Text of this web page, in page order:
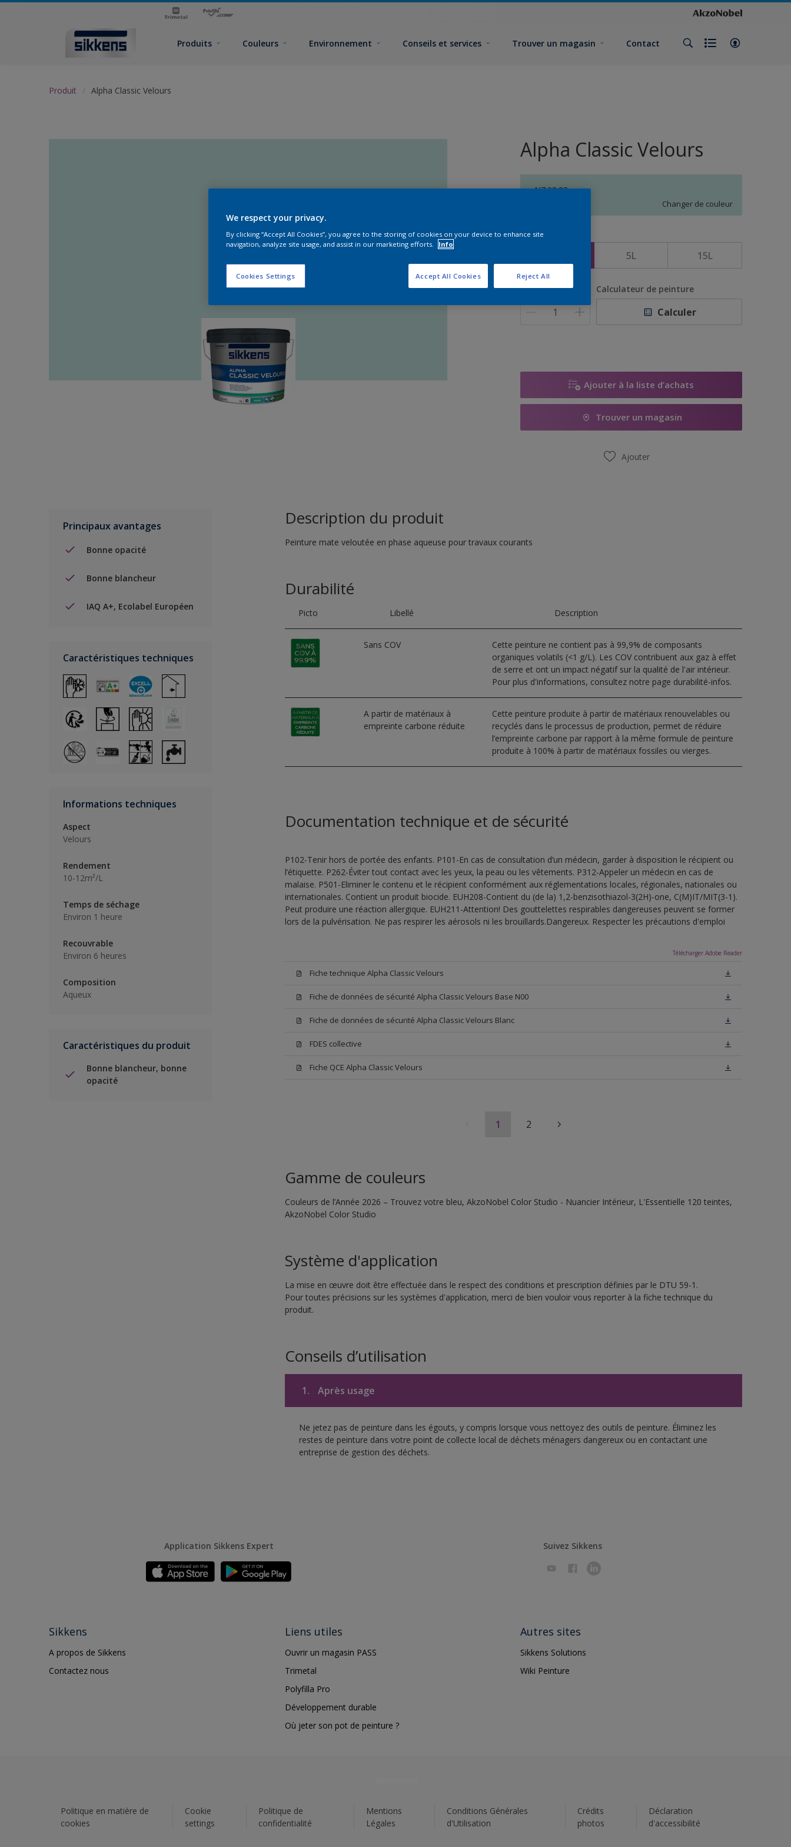
Produits Couleurs Environnement Conseils et services Trouver un magasin Contact
Produit Alpha Classic Velours
Alpha Classic Velours
N7.08.82
Changer de couleur
Format
5L 15L
Quantité Calculateur de peinture
Calculer
Ajouter à la liste d’achats
Trouver un magasin
Ajouter
Principaux avantages
Bonne opacité
Bonne blancheur
IAQ A+, Ecolabel Européen
Caractéristiques techniques
Informations techniques
Aspect
Velours
Rendement
10-12m²/L
Temps de séchage
Environ 1 heure
Recouvrable
Environ 6 heures
Composition
Aqueux
Caractéristiques du produit
Bonne blancheur, bonne
opacité
Description du produit
Peinture mate veloutée en phase aqueuse pour travaux courants
Durabilité
Picto Libellé Description
Sans COV
Cette peinture ne contient pas à 99,9% de composants
organiques volatils (<1 g/L). Les COV contribuent aux gaz à effet
de serre et ont un impact négatif sur la qualité de l'air intérieur.
Pour plus d'informations, consultez notre page durabilité-infos.
A partir de matériaux à
empreinte carbone réduite
Cette peinture produite à partir de matériaux renouvelables ou
recyclés dans le processus de production, permet de réduire
l’empreinte carbone par rapport à la même formule de peinture
produite à 100% à partir de matériaux fossiles ou vierges.
Documentation technique et de sécurité
P102-Tenir hors de portée des enfants. P101-En cas de consultation d’un médecin, garder à disposition le récipient ou
l’étiquette. P262-Éviter tout contact avec les yeux, la peau ou les vêtements. P312-Appeler un médecin en cas de
malaise. P501-Eliminer le contenu et le récipient conformément aux réglementations locales, régionales, nationales ou
internationales. Contient un produit biocide. EUH208-Contient du (de la) 1,2-benzisothiazol-3(2H)-one, C(M)IT/MIT(3-1).
Peut produire une réaction allergique. EUH211-Attention! Des gouttelettes respirables dangereuses peuvent se former
lors de la pulvérisation. Ne pas respirer les aérosols ni les brouillards.Dangereux. Respecter les précautions d'emploi
Télécharger Adobe Reader
Fiche technique Alpha Classic Velours
Fiche de données de sécurité Alpha Classic Velours Base N00
Fiche de données de sécurité Alpha Classic Velours Blanc
FDES collective
Fiche QCE Alpha Classic Velours
1 2
Gamme de couleurs
Couleurs de l’Année 2026 – Trouvez votre bleu, AkzoNobel Color Studio - Nuancier Intérieur, L'Essentielle 120 teintes,
AkzoNobel Color Studio
Système d'application
La mise en œuvre doit être effectuée dans le respect des conditions et prescription définies par le DTU 59-1.
Pour toutes précisions sur les systèmes d'application, merci de bien vouloir vous reporter à la fiche technique du
produit.
Conseils d’utilisation
1. Après usage
Ne jetez pas de peinture dans les égouts, y compris lorsque vous nettoyez des outils de peinture. Éliminez les
restes de peinture dans votre point de collecte local de déchets ménagers dangereux ou en contactant une
entreprise de gestion des déchets.
Application Sikkens Expert Suivez Sikkens
Sikkens
A propos de Sikkens
Contactez nous
Liens utiles
Ouvrir un magasin PASS
Trimetal
Polyfilla Pro
Développement durable
Où jeter son pot de peinture ?
Autres sites
Sikkens Solutions
Wiki Peinture
Politique en matière de
cookies
Cookie
settings
Politique de
confidentialité
Mentions
Légales
Conditions Générales
d'Utilisation
Crédits
photos
Déclaration
d'accessibilité
We respect your privacy.
By clicking “Accept All Cookies”, you agree to the storing of cookies on your device to enhance site
navigation, analyze site usage, and assist in our marketing efforts.
Info
Cookies Settings Reject All
Accept All Cookies